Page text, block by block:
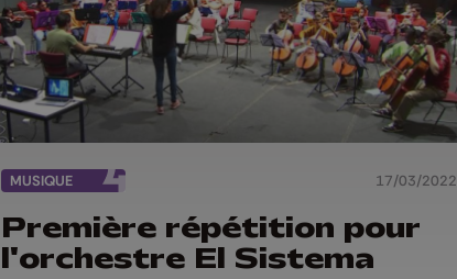
MUSIQUE 17/03/2022
Première répétition pour
l'orchestre El Sistema